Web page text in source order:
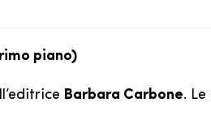
piano)
Barbara Carbone.